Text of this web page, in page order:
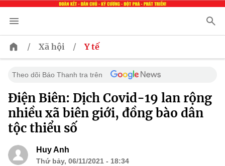
/ Xã hội / Y tế
Theo dõi Báo Thanh tra trên
Điện Biên: Dịch Covid-19 lan rộng
nhiều xã biên giới, đồng bào dân
tộc thiểu số
Huy Anh
Thứ bảy, 06/11/2021 - 18:34